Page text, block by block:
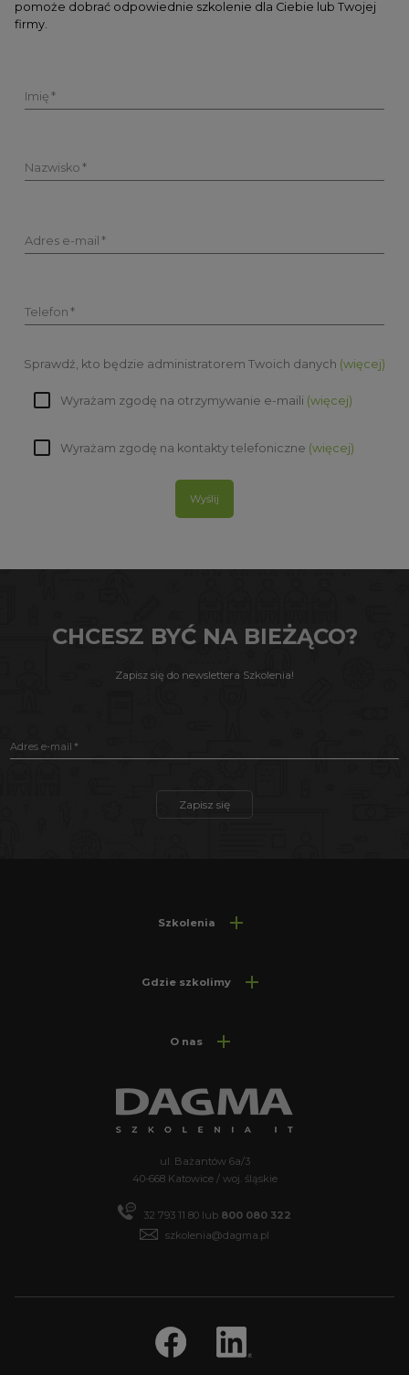
pomoże dobrać odpowiednie szkolenie dla Ciebie lub Twojej
firmy.
Imię
Nazwisko
Adres e-mail
Telefon
Sprawdź, kto będzie administratorem Twoich danych (więcej)
Wyrażam zgodę na otrzymywanie e-maili (więcej)
Wyrażam zgodę na kontakty telefoniczne (więcej)
Wyślij
CHCESZ BYĆ NA BIEŻĄCO?
Zapisz się do newslettera Szkolenia!
Adres e-mail
Zapisz się
Szkolenia
Gdzie szkolimy
O nas
ul. Bażantów 6a/3
40-668 Katowice / woj. śląskie
32 793 11 80 lub 800 080 322
szkolenia@dagma.pl